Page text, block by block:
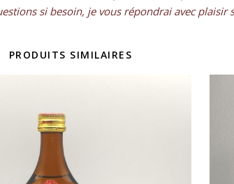
si besoin, je vous répondrai avec plaisir
PRODUITS SIMILAIRES